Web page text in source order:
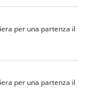
per una partenza il
per una partenza il